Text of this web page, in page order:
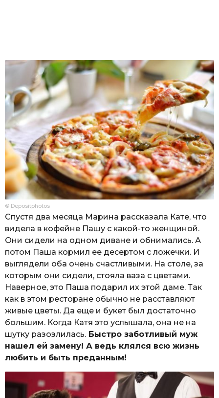
© Depositphotos
Спустя два месяца Марина рассказала Кате, что
видела в кофейне Пашу с какой-то женщиной.
Они сидели на одном диване и обнимались. А
потом Паша кормил ее десертом с ложечки. И
выглядели оба очень счастливыми. На столе, за
которым они сидели, стояла ваза с цветами.
Наверное, это Паша подарил их этой даме. Так
как в этом ресторане обычно не расставляют
живые цветы. Да еще и букет был достаточно
большим. Когда Катя это услышала, она не на
шутку разозлилась. Быстро заботливый муж
нашел ей замену! А ведь клялся всю жизнь
любить и быть преданным!